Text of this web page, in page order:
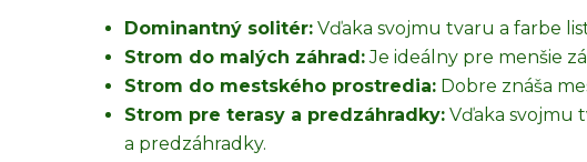
Dominantný solitér: Vďaka svojmu tvaru a farbe
Strom do malých záhrad:Je ideálny pre menšie
Strom do mestského prostredia: Dobre znáša
Strom pre terasy a predzáhradky: Vďaka svojmu
a predzáhradky.